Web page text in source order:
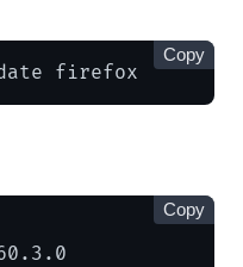
firefox
Copy
Copy